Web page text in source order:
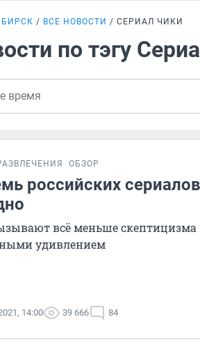
ВСЕ НОВОСТИ СЕРИАЛ ЧИКИ
по тэгу
ОБЗОР
российских
всё меньше скептицизма
удивлением
14:00 39 666 84